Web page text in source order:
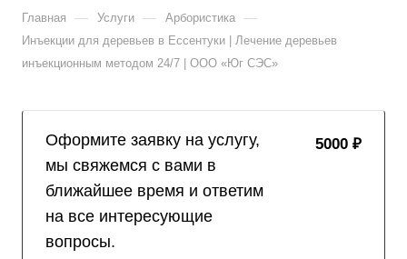
Главная — Услуги — Арбористика —
Инъекции для деревьев в Ессентуки | Лечение деревьев
инъекционным методом 24/7 | ООО «Юг СЭС»
Оформите заявку на услугу,
мы свяжемся с вами в
ближайшее время и ответим
на все интересующие
вопросы.
5000 ₽